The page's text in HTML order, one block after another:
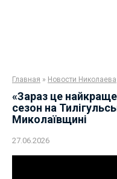
Главная » Новости Николаева
«Зараз це
сезон на
Миколаївщині
27.06.2026